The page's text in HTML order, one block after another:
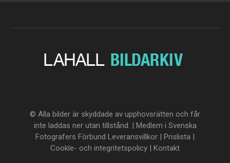
© Alla bilder är skyddade av upphovsrätten och får
inte laddas ner utan tillstånd. | Medlem i Svenska
Fotografers Förbund Leveransvillkor | Prislista |
Cookle- och integritetspolicy | Kontakt